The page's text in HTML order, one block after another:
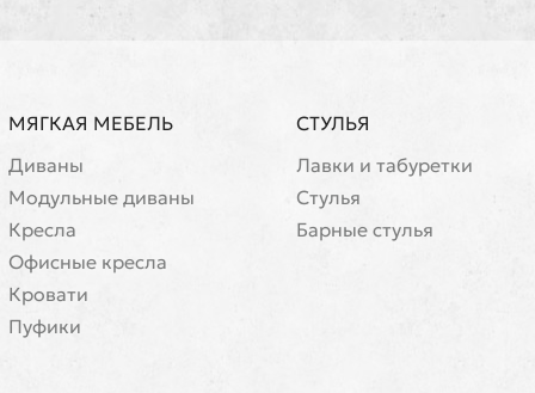
МЯГКАЯ МЕБЕЛЬ
Диваны
Модульные диваны
Кресла
Офисные кресла
Кровати
Пуфики
СТУЛЬЯ
Лавки и табуретки
Стулья
Барные стулья